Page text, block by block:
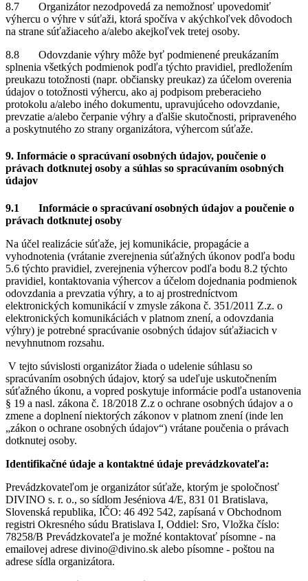
8.7 Organizátor nezodpovedá za nemožnosť upovedomiť
výhercu o výhre v súťaži, ktorá spočíva v akýchkoľvek dôvodoch
na strane súťažiaceho a/alebo akejkoľvek tretej osoby.
8.8 Odovzdanie výhry môže byť podmienené preukázaním
splnenia všetkých podmienok podľa týchto pravidiel, predložením
preukazu totožnosti (napr. občiansky preukaz) za účelom overenia
údajov o totožnosti výhercu, ako aj podpisom preberacieho
protokolu a/alebo iného dokumentu, upravujúceho odovzdanie,
prevzatie a/alebo čerpanie výhry a ďalšie skutočnosti, pripraveného
a poskytnutého zo strany organizátora, výhercom súťaže.
9. Informácie o spracúvaní osobných údajov, poučenie o
právach dotknutej osoby a súhlas so spracúvaním osobných
údajov
9.1 Informácie o spracúvaní osobných údajov a poučenie o
právach dotknutej osoby
Na účel realizácie súťaže, jej komunikácie, propagácie a
vyhodnotenia (vrátanie zverejnenia súťažných úkonov podľa bodu
5.6 týchto pravidiel, zverejnenia výhercov podľa bodu 8.2 týchto
pravidiel, kontaktovania výhercov a účelom dojednania podmienok
odovzdania a prevzatia výhry, a to aj prostredníctvom
elektronických komunikácií v zmysle zákona č. 351/2011 Z.z. o
elektronických komunikáciách v platnom znení, a odovzdania
výhry) je potrebné spracúvanie osobných údajov súťažiacich v
nevyhnutnom rozsahu.
V tejto súvislosti organizátor žiada o udelenie súhlasu so
spracúvaním osobných údajov, ktorý sa udeľuje uskutočnením
súťažného úkonu, a vopred poskytuje informácie podľa ustanovenia
§ 19 a nasl. zákona č. 18/2018 Z.z o ochrane osobných údajov a o
zmene a doplnení niektorých zákonov v platnom znení (inde len
„zákon o ochrane osobných údajov“) vrátane poučenia o právach
dotknutej osoby.
Identifikačné údaje a kontaktné údaje prevádzkovateľa:
Prevádzkovateľom je organizátor súťaže, ktorým je spoločnosť
DIVINO s. r. o., so sídlom Jeséniova 4/E, 831 01 Bratislava,
Slovenská republika, IČO: 46 492 542, zapísaná v Obchodnom
registri Okresného súdu Bratislava I, Oddiel: Sro, Vložka číslo:
78258/B Prevádzkovateľa je možné kontaktovať písomne - na
emailovej adrese divino@divino.sk alebo písomne - poštou na
adrese sídla organizátora.